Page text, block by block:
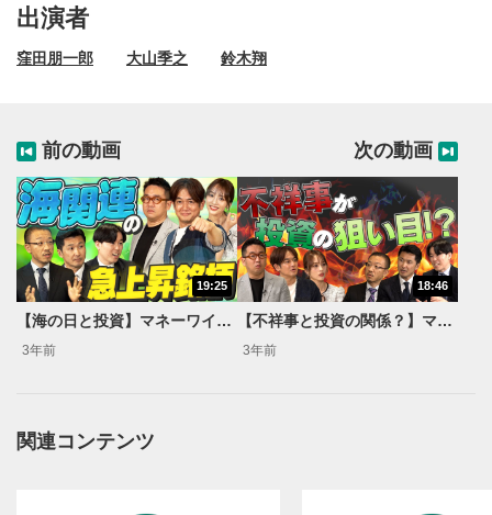
1
動画再生エリア
動画再生エリアをクリックすると、動画を再生または
動画タイトルが表示されます。クリックすると
出演者
窪田朋一郎 大山季之 鈴木翔
前の動画
19:25
【海の日と投資】マネーワイドショー#5【なすなかにし・神部美咲】
3年前
次の動画
18:46
【不祥事と投資の関係？】マネーワイドショー#7【なすなかにし・神部美咲】
3年前
関連コンテンツ